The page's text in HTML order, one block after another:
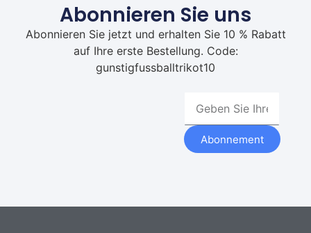
Abonnieren Sie uns
Abonnieren Sie jetzt und erhalten Sie 10 % Rabatt
auf Ihre erste Bestellung. Code:
gunstigfussballtrikot10
Abonnement